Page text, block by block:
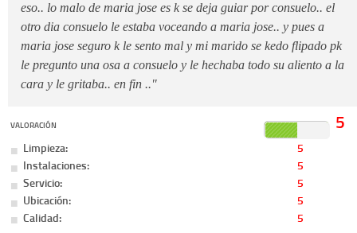
eso.. lo malo de maria jose es k se deja guiar por consuelo.. el
otro dia consuelo le estaba voceando a maria jose.. y pues a
maria jose seguro k le sento mal y mi marido se kedo flipado pk
le pregunto una osa a consuelo y le hechaba todo su aliento a la
cara y le gritaba.. en fin .."
VALORACIÓN 5
Limpieza:
5
Instalaciones:
5
Servicio:
5
Ubicación:
5
Calidad:
5